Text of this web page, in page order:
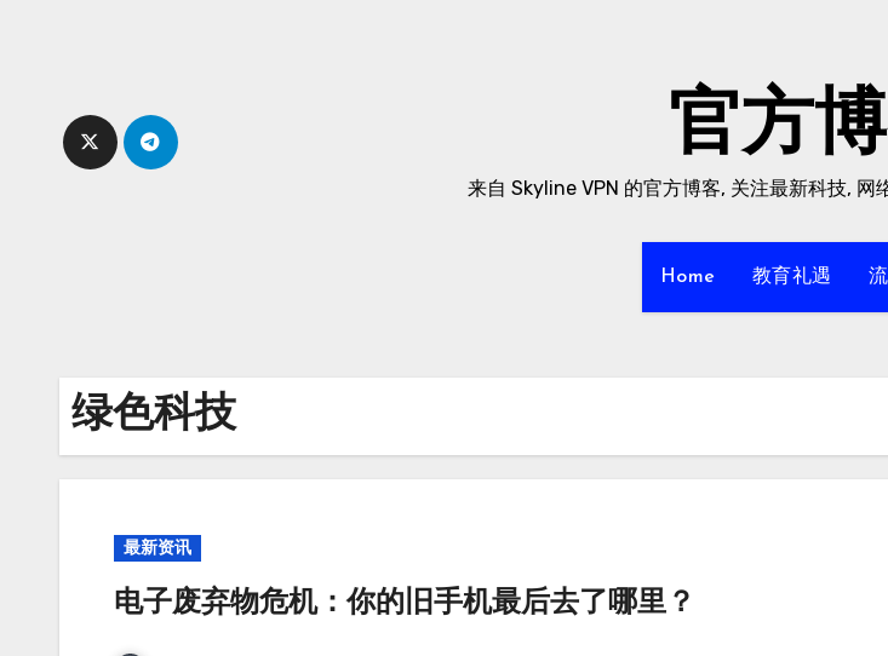
官方
来自 Skyline VPN 的官方博客, 关注最新科技, 网
Home 教育礼遇
绿色科技
最新资讯
电子废弃物危机：你的旧手机最后去了哪里？